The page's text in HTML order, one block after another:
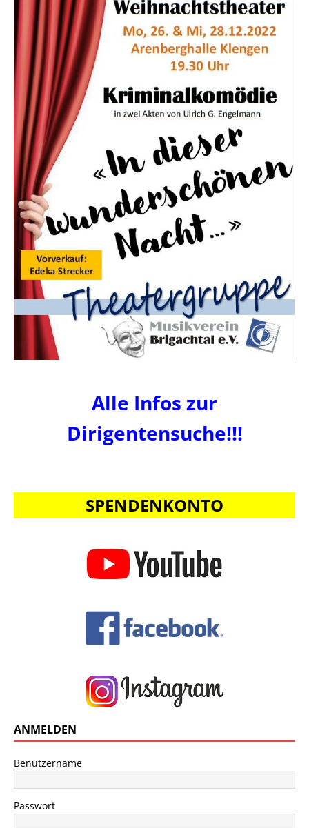
Alle Infos zur
Dirigentensuche!!!
SPENDENKONTO
ANMELDEN
Benutzername
Passwort